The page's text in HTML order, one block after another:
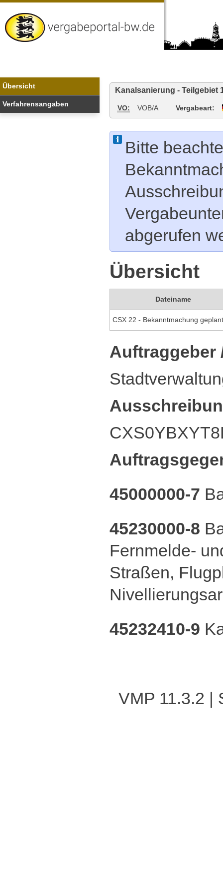
Vergabeportal
Baden-
Wuerttemberg
Übersicht
Verfahrensangaben
Kanalsanierung - Teilgebiet
VO: VOB/A Vergabeart:
Bitte
abgerufen
Übersicht
Dateiname
Auftraggeber
45000000-7
45230000-8
Fernmelde-
Straßen,
45232410-9
VMP 11.3.2 |